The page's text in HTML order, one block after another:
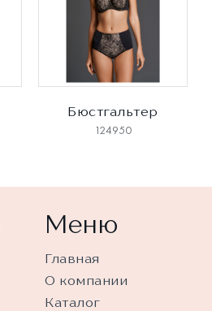
Бюстгальтер
124950
Меню
Главная
О компании
Каталог